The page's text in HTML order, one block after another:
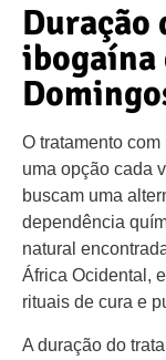
Duração
ibogaína
O tratamento
uma opção cada
buscam uma
dependência
natural
África Ocidental,
rituais de cura e
A duração do